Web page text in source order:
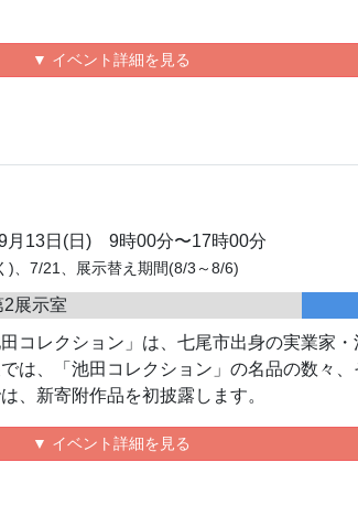
▼ イベント詳細を見る
月13日(日) 9時00分〜17時00分
)、7/21、展示替え期間(8/3～8/6)
展示室
コレクション」は、七尾市出身の実業家・
は、「池田コレクション」の名品の数々、
、新寄附作品を初披露します。
▼ イベント詳細を見る